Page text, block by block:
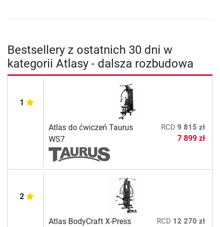
Bestsellery z ostatnich 30 dni w
kategorii Atlasy - dalsza rozbudowa
1
Atlas do ćwiczeń Taurus
WS7
RCD 9 815 zł
7 899 zł
2
Atlas BodyCraft X-Press
RCD 12 270 zł